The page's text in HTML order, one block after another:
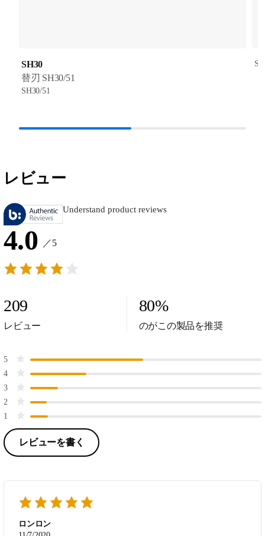
SH30
替刃 SH30/51
SH30/51
レビュー
Understand product reviews
4.0 ／5
209
レビュー
80%
のがこの製品を推奨
5
4
3
2
1
レビューを書く
ロンロン